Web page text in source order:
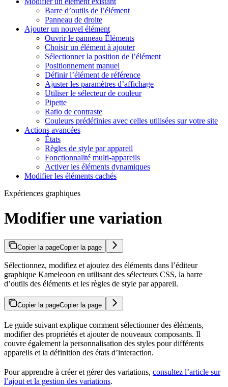
Barre d’outils de l’élément
Panneau de droite
Ajouter un nouvel élément
Ouvrir le panneau Éléments
Choisir un élément à ajouter
Sélectionner la position de l’élément
Positionnement manuel
Définir l’élément de référence
Ajuster les paramètres d’affichage
Utiliser le sélecteur de couleur
Pipette
Ratio de contraste
Couleurs prédéfinies avec celles utilisées sur votre site
Actions avancées
États
Règles de style par appareil
Fonctionnalité multi-appareils
Activer les éléments dynamiques
Modifier les éléments cachés
Expériences graphiques
Modifier une variation
Copier la pageCopier la page
Sélectionnez, modifiez et ajoutez des éléments dans l’éditeur
graphique Kameleoon en utilisant des sélecteurs CSS, la barre
d’outils des éléments et les règles de style par appareil.
Copier la pageCopier la page
Le guide suivant explique comment sélectionner des éléments,
modifier des propriétés et ajouter de nouveaux composants. Il
couvre également la personnalisation des styles pour différents
appareils et la définition des états d’interaction.
Pour apprendre à créer et gérer des variations, consultez l’article sur
l’ajout et la gestion des variations.